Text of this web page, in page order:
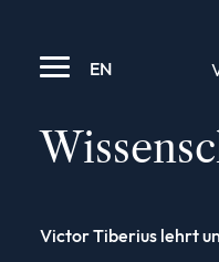
EN
Victor Tiberius lehrt